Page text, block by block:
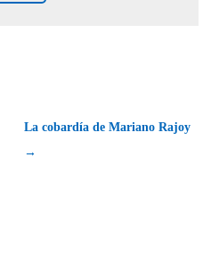
La cobardía de Mariano Rajoy
→